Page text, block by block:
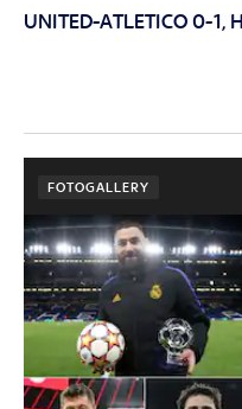
UNITED-ATLETICO 0-1,
FOTOGALLERY